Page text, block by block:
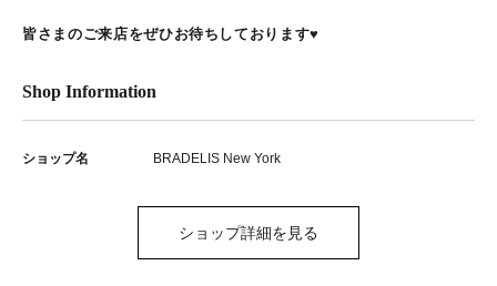
皆さまのご来店をぜひお待ちしております♥
Shop Information
ショップ名 BRADELIS New York
ショップ詳細を見る